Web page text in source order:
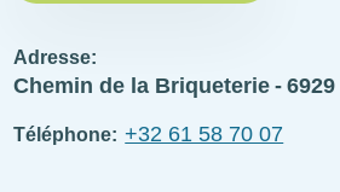
Adresse
Chemin de la Briqueterie 6929
Téléphone +32 61 58 70 07